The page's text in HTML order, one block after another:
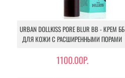
URBAN DOLLKISS PORE BLUR BB - КРЕМ ББ
ДЛЯ КОЖИ С РАСШИРЕННЫМИ ПОРАМИ
1100.00Р.